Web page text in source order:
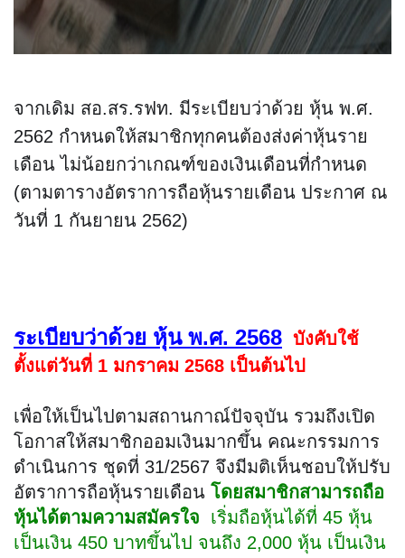
จากเดิม สอ.สร.รฟท. มีระเบียบว่าด้วย หุ้น พ.ศ.
2562 กำหนดให้สมาชิกทุกคนต้องส่งค่าหุ้นราย
เดือน ไม่น้อยกว่าเกณฑ์ของเงินเดือนที่กำหนด
(ตามตารางอัตราการถือหุ้นรายเดือน ประกาศ ณ
วันที่ 1 กันยายน 2562)
ระเบียบว่าด้วย หุ้น พ.ศ. 2568 บังคับใช้
ตั้งแต่วันที่ 1 มกราคม 2568 เป็นต้นไป
เพื่อให้เป็นไปตามสถานกาณ์ปัจจุบัน รวมถึงเปิด
โอกาสให้สมาชิกออมเงินมากขึ้น คณะกรรมการ
ดำเนินการ ชุดที่ 31/2567 จึงมีมติเห็นชอบให้ปรับ
อัตราการถือหุ้นรายเดือน โดยสมาชิกสามารถถือ
หุ้นได้ตามความสมัครใจ เริ่มถือหุ้นได้ที่ 45 หุ้น
เป็นเงิน 450 บาทขึ้นไป จนถึง 2,000 หุ้น เป็นเงิน